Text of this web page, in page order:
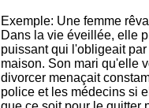
Exemple: Une femme
Dans la vie éveillée, elle
puissant qui l'obligeait
maison. Son mari qu'elle
divorcer menaçait
police et les médecins si